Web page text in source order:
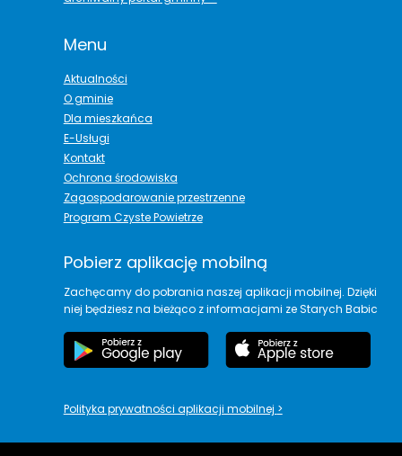
Menu
Aktualności
O gminie
Dla mieszkańca
E-Usługi
Kontakt
Ochrona środowiska
Zagospodarowanie przestrzenne
Program Czyste Powietrze
Pobierz aplikację mobilną
Zachęcamy do pobrania naszej aplikacji mobilnej. Dzięki
niej będziesz na bieżąco z informacjami ze Starych Babic
Polityka prywatności aplikacji mobilnej >